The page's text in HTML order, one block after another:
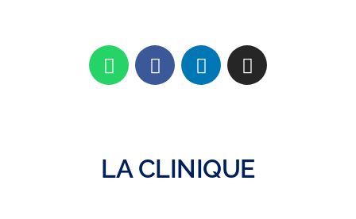
LA CLINIQUE